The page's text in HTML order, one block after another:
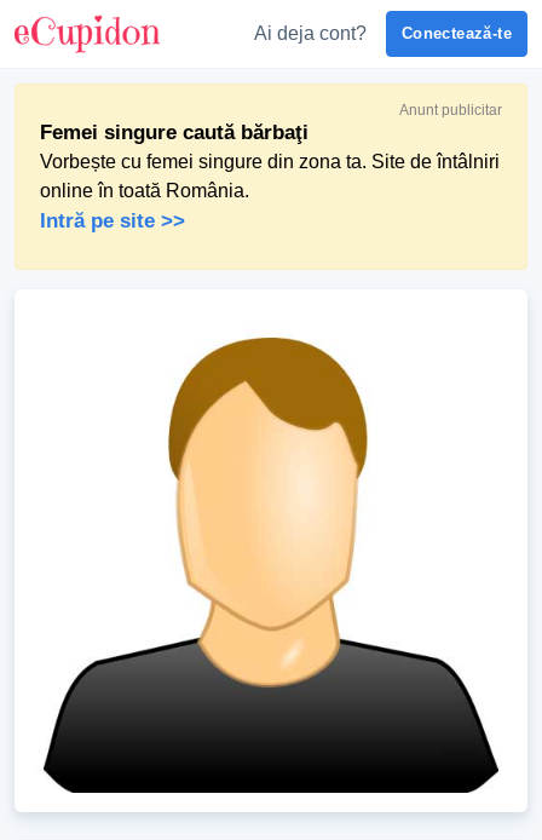
Ai deja cont? Conectează-te
Anunt publicitar
Femei singure caută bărbaţi
Vorbește cu femei singure din zona ta. Site de întâlniri
online în toată România.
Intră pe site >>